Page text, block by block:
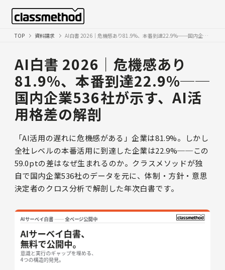
TOP 資料請求 AI白書 2026｜危機感あり81.9%、本番到達22.9%──国内企業536社が示す、AI活用格差の解剖
AI白書 2026｜危機感あり
81.9%、本番到達22.9%──
国内企業536社が示す、AI活
用格差の解剖
「AI活用の遅れに危機感がある」企業は81.9%。しかし
全社レベルの本番活用に到達した企業は22.9%──この
59.0ptの差はなぜ生まれるのか。クラスメソッドが独
自で国内企業536社のデータを元に、体制・方針・意思
決定者のクロス分析で解剖した年次白書です。